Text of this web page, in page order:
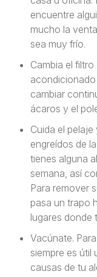
encuentre
mucho la
sea muy frío.
Cambia el
cambiar
ácaros y el
Cuida el
engreídos de
tienes alguna
semana, así
Para remover
pasa un trapo
lugares donde
Vacúnate.
siempre es útil
causas de tu